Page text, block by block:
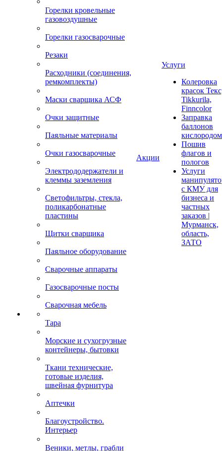
Горелки кровельные
газовоздушные
Горелки газосварочные
Резаки
Расходники (соединения,
ремкомплекты)
Маски сварщика АСФ
Очки защитные
Паяльные материалы
Очки газосварочные
Электрододержатели и
клеммы заземления
Светофильтры, стекла,
поликарбонатные
пластины
Щитки сварщика
Паяльное оборудование
Сварочные аппараты
Газосварочные посты
Сварочная мебель
Тара
Морские и сухогрузные
контейнеры, бытовки
Ткани технические,
готовые изделия,
швейная фурнитура
Аптечки
Благоустройство.
Интерьер
Веники, метлы, грабли
Акции
Услуги
Колеровка
красок
Tikkurila,
Finncolor
Заправка
баллонов
кислородом
Пошив
флагов и
пологов
Услуги
с КМУ для
бизнеса и
частных
заказов |
Мурманск,
область,
ЗАТО